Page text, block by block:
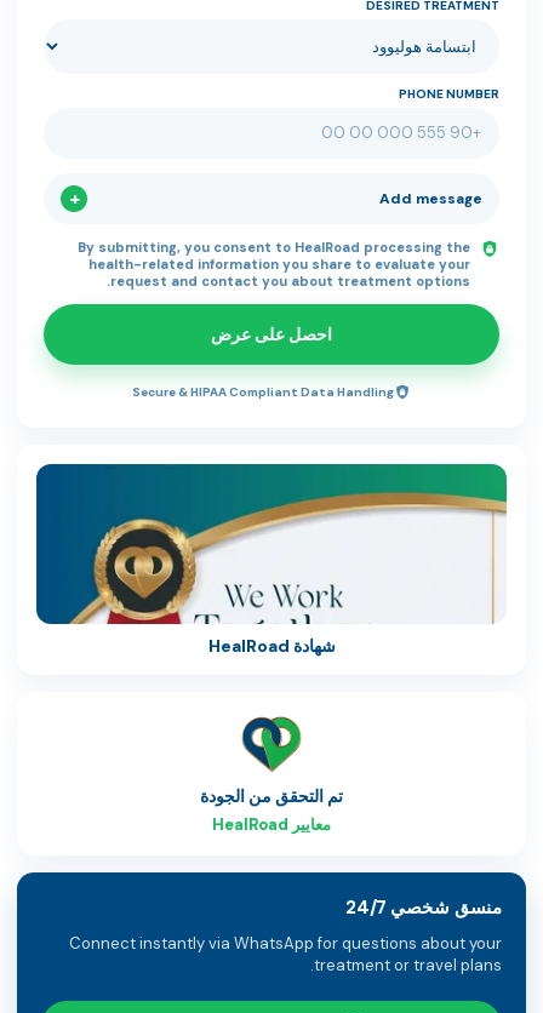
DESIRED TREATMENT
PHONE NUMBER
Add message
By submitting, you consent to HealRoad processing the
health-related information you share to evaluate your
request and contact you about treatment options.
احصل على عرض
Secure & HIPAA Compliant Data Handling
منسق شخصي 24/7
Connect instantly via WhatsApp for questions about your
treatment or travel plans.
شهادة HealRoad
تم التحقق من الجودة
معايير HealRoad